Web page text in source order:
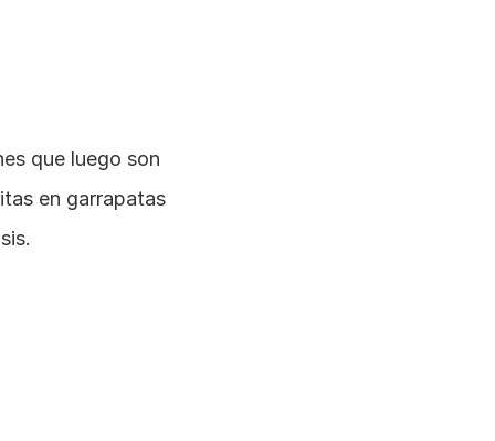
que luego son
en garrapatas